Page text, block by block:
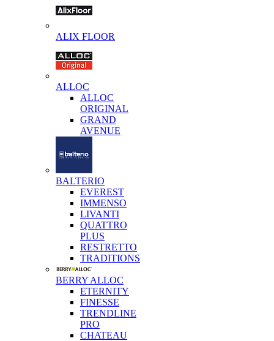
ALIX FLOOR
ALLOC
ALLOC
ORIGINAL
GRAND
AVENUE
BALTERIO
EVEREST
IMMENSO
LIVANTI
QUATTRO
PLUS
RESTRETTO
TRADITIONS
BERRY ALLOC
ETERNITY
FINESSE
TRENDLINE
PRO
CHATEAU